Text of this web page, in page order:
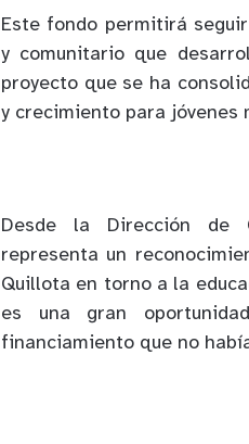
Este fondo permitirá
y comunitario que
proyecto que se ha
y crecimiento para jóvenes
Desde la Dirección de
representa un
Quillota en torno a la
es una gran
financiamiento que no